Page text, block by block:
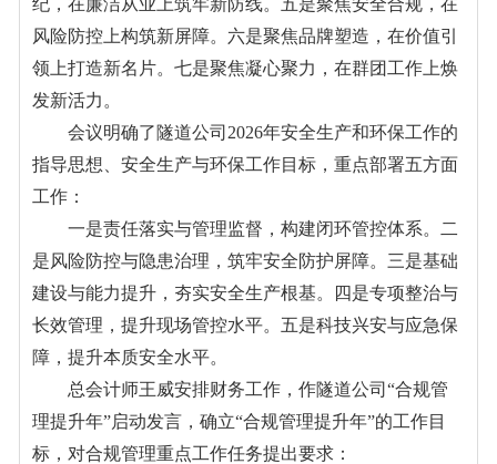
纪，在廉洁从业上筑牢新防线。五是聚焦安全合规，在
风险防控上构筑新屏障。六是聚焦品牌塑造，在价值引
领上打造新名片。七是聚焦凝心聚力，在群团工作上焕
发新活力。
会议明确了隧道公司2026年安全生产和环保工作的
指导思想、安全生产与环保工作目标，重点部署五方面
工作：
一是责任落实与管理监督，构建闭环管控体系。二
是风险防控与隐患治理，筑牢安全防护屏障。三是基础
建设与能力提升，夯实安全生产根基。四是专项整治与
长效管理，提升现场管控水平。五是科技兴安与应急保
障，提升本质安全水平。
总会计师王威安排财务工作，作隧道公司“合规管
理提升年”启动发言，确立“合规管理提升年”的工作目
标，对合规管理重点工作任务提出要求：